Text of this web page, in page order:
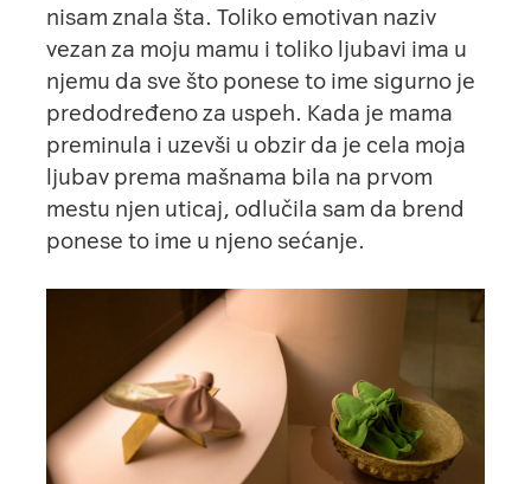
nisam znala šta. Toliko emotivan naziv
vezan za moju mamu i toliko ljubavi ima u
njemu da sve što ponese to ime sigurno je
predodređeno za uspeh. Kada je mama
preminula i uzevši u obzir da je cela moja
ljubav prema mašnama bila na prvom
mestu njen uticaj, odlučila sam da brend
ponese to ime u njeno sećanje.